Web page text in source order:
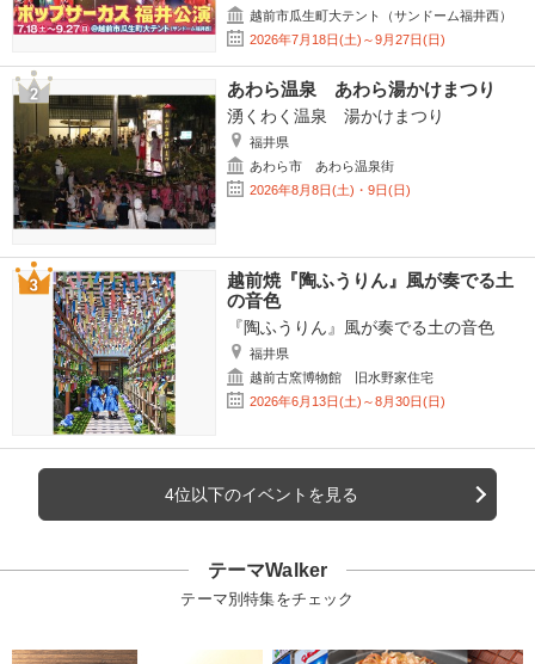
越前市瓜生町大テント（サンドーム福井西）
2026年7月18日(土)～9月27日(日)
あわら温泉 あわら湯かけまつり
湧くわく温泉 湯かけまつり
福井県
あわら市 あわら温泉街
2026年8月8日(土)・9日(日)
越前焼『陶ふうりん』風が奏でる土
の音色
『陶ふうりん』風が奏でる土の音色
福井県
越前古窯博物館 旧水野家住宅
2026年6月13日(土)～8月30日(日)
4位以下のイベントを見る
テーマWalker
テーマ別特集をチェック